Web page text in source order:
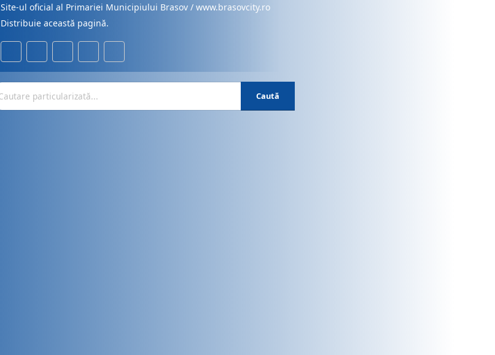
Site-ul oficial al Primariei Municipiului Brasov / www.brasovcity.ro
Distribuie această pagină.
Caută